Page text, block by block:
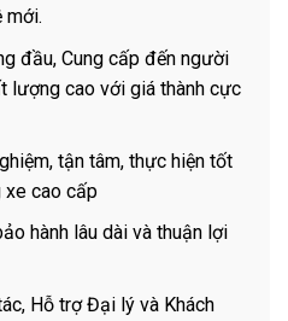
mới.
đầu, Cung cấp đến người
lượng cao với giá thành cực
tận tâm, thực hiện tốt
xe cao cấp
hành lâu dài và thuận lợi
Hỗ trợ Đại lý và Khách